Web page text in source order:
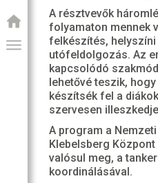
A résztvevők
folyamaton mennek
felkészítés,
utófeldolgozás. Az
kapcsolódó
lehetővé teszik,
készítsék fel a
szervesen
A program a
Klebelsberg
valósul meg, a
koordinálásával.